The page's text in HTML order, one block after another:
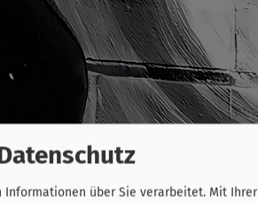
Informationen über Sie verarbeitet. Mit Ihrer